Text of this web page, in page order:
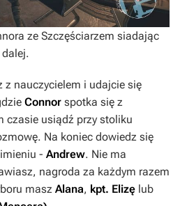
ze Szczęściarzem siadając
z nauczycielem i udajcie się
Connor spotka się z
czasie usiądź przy stoliku
Na koniec dowiedz się
- Andrew. Nie ma
nagroda za każdym razem
masz Alana, kpt. Elizę lub